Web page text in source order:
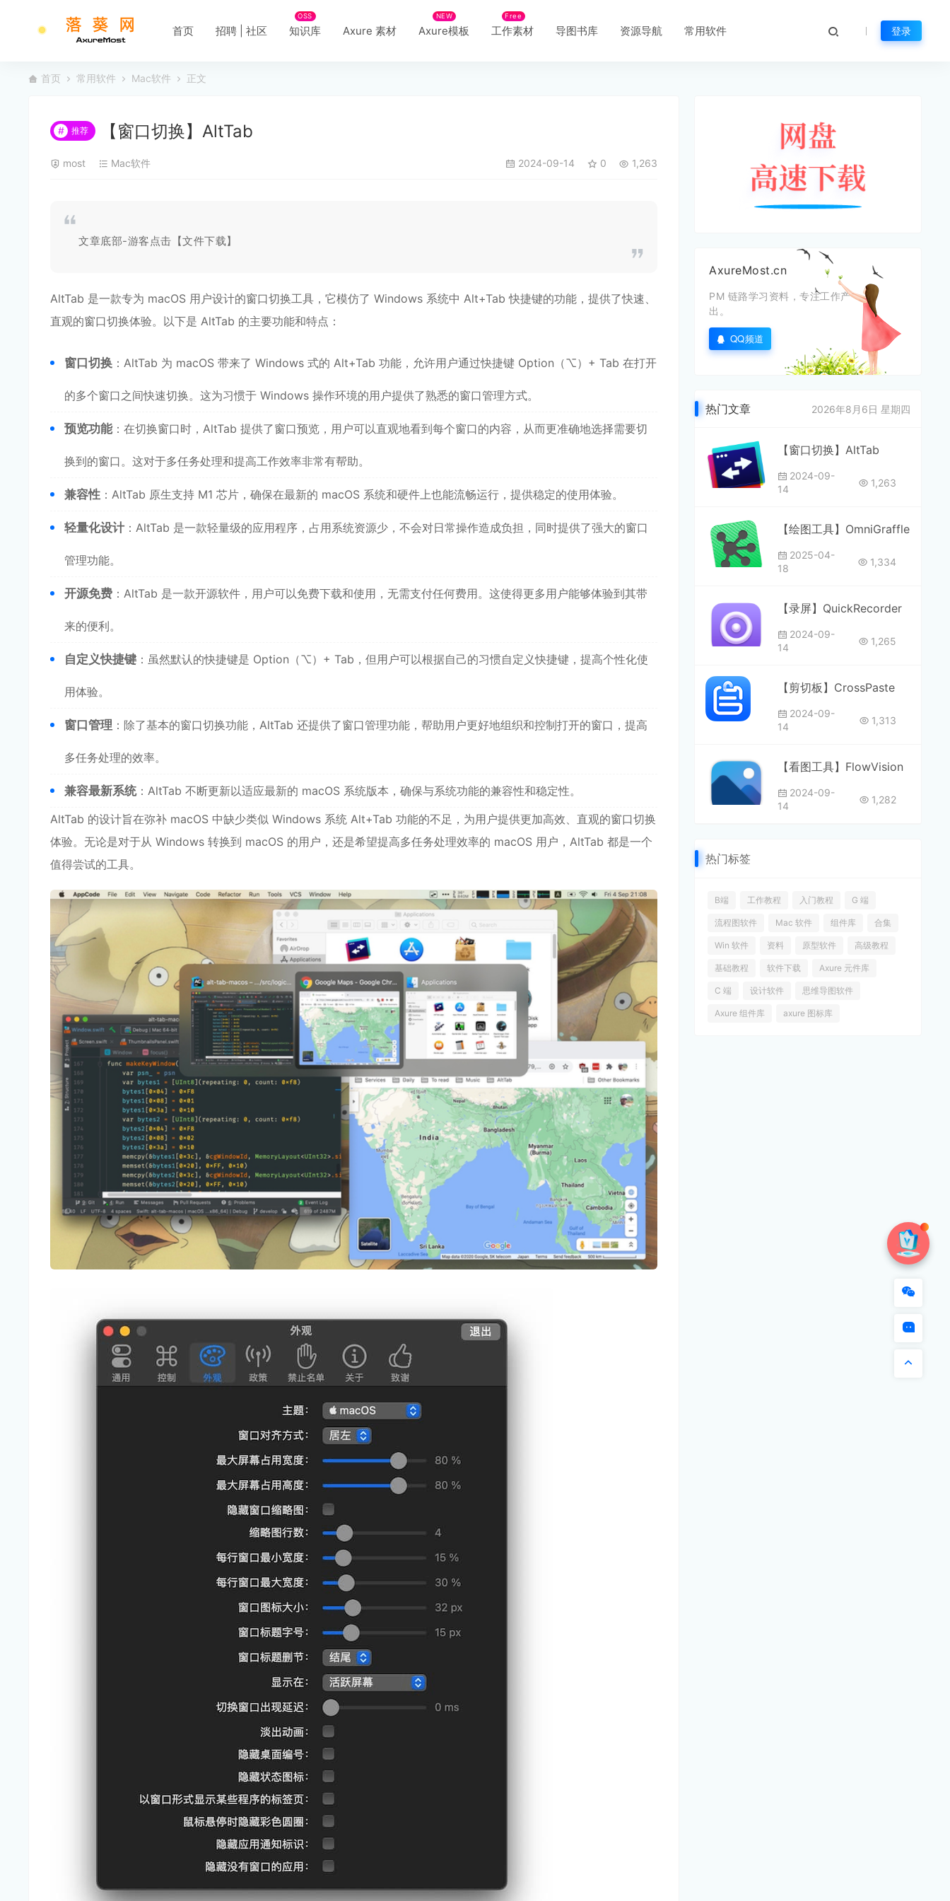
首页 招聘 | 社区 知识库
OSS
Axure 素材 Axure模板
NEW
工作素材
Free
导图书库 资源导航 常用软件 登录
首页 常用软件 Mac软件 正文
# 推荐 【窗口切换】AltTab
most Mac软件 2024-09-14 0 1,263
文章底部-游客点击【文件下载】
AltTab 是一款专为 macOS 用户设计的窗口切换工具，它模仿了 Windows 系统中 Alt+Tab 快捷键的功能，提供了快速、
直观的窗口切换体验。以下是 AltTab 的主要功能和特点：
窗口切换 ：AltTab 为 macOS 带来了 Windows 式的 Alt+Tab 功能，允许用户通过快捷键 Option（⌥）+ Tab 在打开
的多个窗口之间快速切换。这为习惯于 Windows 操作环境的用户提供了熟悉的窗口管理方式。
预览功能：在切换窗口时，AltTab 提供了窗口预览，用户可以直观地看到每个窗口的内容，从而更准确地选择需要切
换到的窗口。这对于多任务处理和提高工作效率非常有帮助。
兼容性 ：AltTab 原生支持 M1 芯片，确保在最新的 macOS 系统和硬件上也能流畅运行，提供稳定的使用体验。
轻量化设计 ：AltTab 是一款轻量级的应用程序，占用系统资源少，不会对日常操作造成负担，同时提供了强大的窗口
管理功能。
开源免费 ：AltTab 是一款开源软件，用户可以免费下载和使用，无需支付任何费用。这使得更多用户能够体验到其带
来的便利。
自定义快捷键 ：虽然默认的快捷键是 Option（⌥）+ Tab，但用户可以根据自己的习惯自定义快捷键，提高个性化使
用体验。
窗口管理 ：除了基本的窗口切换功能，AltTab 还提供了窗口管理功能，帮助用户更好地组织和控制打开的窗口，提高
多任务处理的效率。
兼容最新系统：AltTab 不断更新以适应最新的 macOS 系统版本，确保与系统功能的兼容性和稳定性。
AltTab 的设计旨在弥补 macOS 中缺少类似 Windows 系统 Alt+Tab 功能的不足，为用户提供更加高效、直观的窗口切换
体验。无论是对于从 Windows 转换到 macOS 的用户，还是希望提高多任务处理效率的 macOS 用户，AltTab 都是一个
值得尝试的工具。
AxureMost.cn
PM 链路学习资料，专注工作产
出。
QQ频道
热门文章 2026年8月6日 星期四
【窗口切换】AltTab
2024-09-
14
1,263
【绘图工具】OmniGraffle
2025-04-
18
1,334
【录屏】QuickRecorder
2024-09-
14
1,265
【剪切板】CrossPaste
2024-09-
14
1,313
【看图工具】FlowVision
2024-09-
14
1,282
热门标签
B端 工作教程 入门教程 G 端
流程图软件 Mac 软件 组件库 合集
Win 软件 资料 原型软件 高级教程
基础教程 软件下载 Axure 元件库
C 端 设计软件 思维导图软件
Axure 组件库 axure 图标库